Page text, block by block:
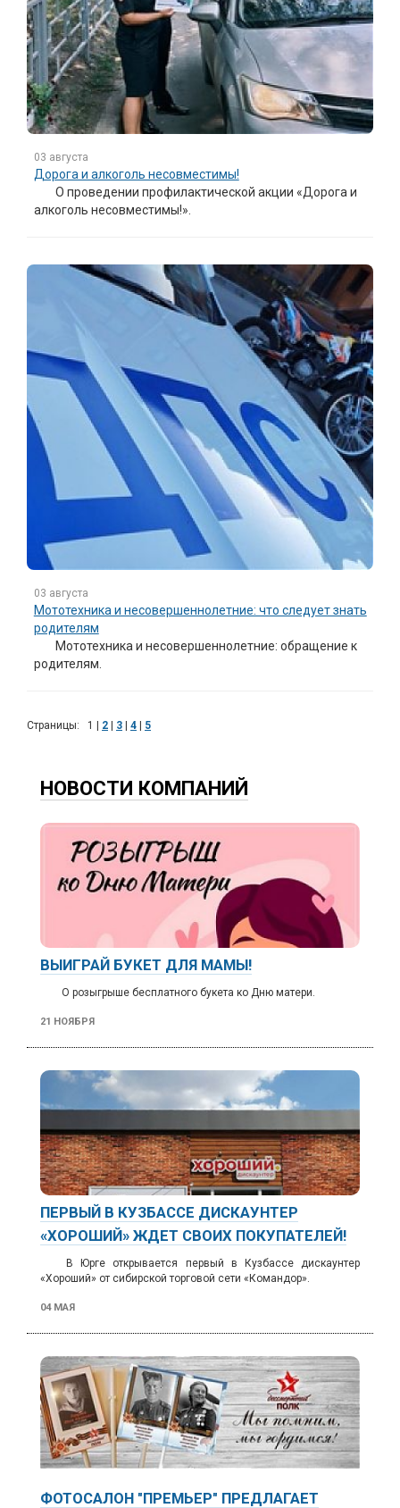
03 августа
Дорога и алкоголь несовместимы!
О проведении профилактической акции «Дорога и
алкоголь несовместимы!».
03 августа
Мототехника и несовершеннолетние: что следует знать
родителям
Мототехника и несовершеннолетние: обращение к
родителям.
Страницы: 1 2 3 4 5
НОВОСТИ КОМПАНИЙ
ВЫИГРАЙ БУКЕТ ДЛЯ МАМЫ!
О розыгрыше бесплатного букета ко Дню матери.
21 НОЯБРЯ
ПЕРВЫЙ В КУЗБАССЕ ДИСКАУНТЕР
«ХОРОШИЙ» ЖДЕТ СВОИХ ПОКУПАТЕЛЕЙ!
В Юрге открывается первый в Кузбассе дискаунтер
«Хороший» от сибирской торговой сети «Командор».
04 МАЯ
ФОТОСАЛОН "ПРЕМЬЕР" ПРЕДЛАГАЕТ